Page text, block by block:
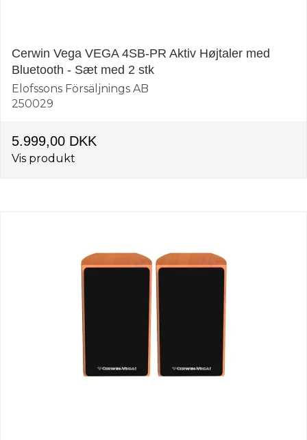
Cerwin Vega VEGA 4SB-PR Aktiv Højtaler med
Bluetooth - Sæt med 2 stk
Elofssons Försäljnings AB
250029
5.999,00 DKK
Vis produkt